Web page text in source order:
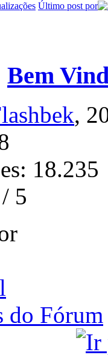
Último post por
Bem
,
18.235
5
do Fórum